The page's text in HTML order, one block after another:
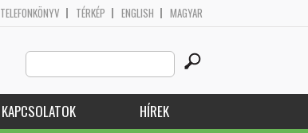
TELEFONKÖNYV TÉRKÉP ENGLISH MAGYAR
Search
this
site
KAPCSOLATOK HÍREK